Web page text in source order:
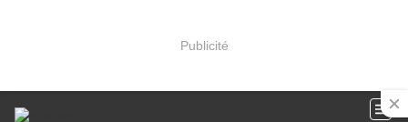
Publicité